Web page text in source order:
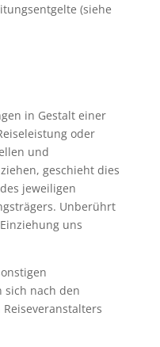
(siehe
in Gestalt einer
oder
und
geschieht dies
jeweiligen
Unberührt
uns
sich nach den